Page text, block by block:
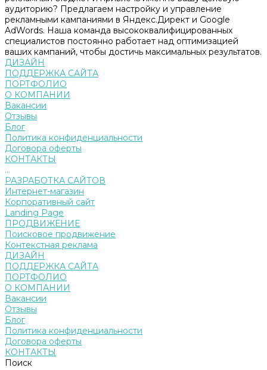
аудиторию? Предлагаем настройку и управление
рекламными кампаниями в Яндекс.Директ и Google
AdWords. Наша команда высококвалифицированных
специалистов постоянно работает над оптимизацией
ваших кампаний, чтобы достичь максимальных результатов.
ДИЗАЙН
ПОДДЕРЖКА САЙТА
ПОРТФОЛИО
О КОМПАНИИ
Вакансии
Отзывы
Блог
Политика конфиденциальности
Договора оферты
КОНТАКТЫ
...
РАЗРАБОТКА САЙТОВ
Интернет-магазин
Корпоративный сайт
Landing Page
ПРОДВИЖЕНИЕ
Поисковое продвижение
Контекстная реклама
ДИЗАЙН
ПОДДЕРЖКА САЙТА
ПОРТФОЛИО
О КОМПАНИИ
Вакансии
Отзывы
Блог
Политика конфиденциальности
Договора оферты
КОНТАКТЫ
Поиск